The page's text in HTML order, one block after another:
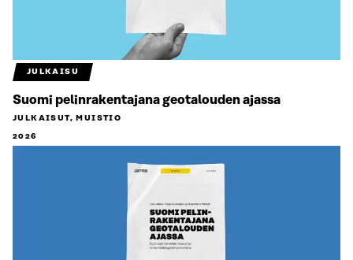
JULKAISU
Suomi pelinrakentajana geotalouden ajassa
JULKAISUT, MUISTIO
2026